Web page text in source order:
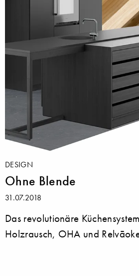
DESIGN
Ohne Blende
31.07.2018
Das revolutionäre
Holzrausch, OHA und